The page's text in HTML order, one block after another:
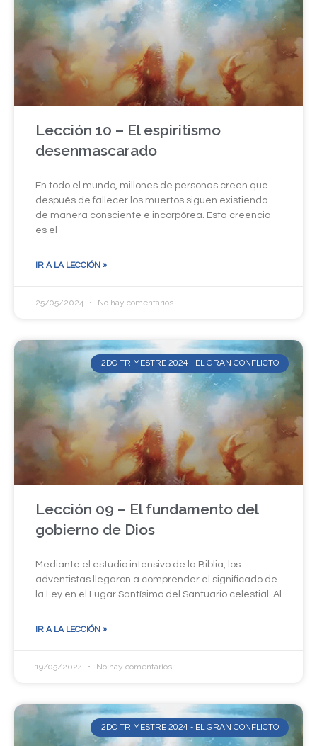
Lección 10 – El espiritismo
desenmascarado
En todo el mundo, millones de personas creen que
después de fallecer los muertos siguen existiendo
de manera consciente e incorpórea. Esta creencia
es el
IR A LA LECCIÓN »
25/05/2024 No hay comentarios
2DO TRIMESTRE 2024 - EL GRAN CONFLICTO
Lección 09 – El fundamento del
gobierno de Dios
Mediante el estudio intensivo de la Biblia, los
adventistas llegaron a comprender el significado de
la Ley en el Lugar Santísimo del Santuario celestial. Al
IR A LA LECCIÓN »
19/05/2024 No hay comentarios
2DO TRIMESTRE 2024 - EL GRAN CONFLICTO